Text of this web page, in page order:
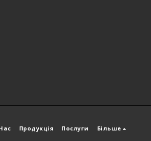
Продукція Послуги Більше